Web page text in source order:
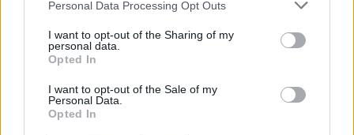
not limited to your visit or usage behaviour. You may click to
grant or deny consent to Google and its third-party tags to
use your data for below specified purposes in below Google
consent section.
Personal Data Processing Opt Outs
I want to opt-out of the Sharing of my
personal data.
Opted In
I want to opt-out of the Sale of my
Personal Data.
Opted In
közvetlenül lett kollégájával történt
telefonos egyeztetése után Szijjártó Péter
külügyminiszter a következőket közölte
Twitterén: